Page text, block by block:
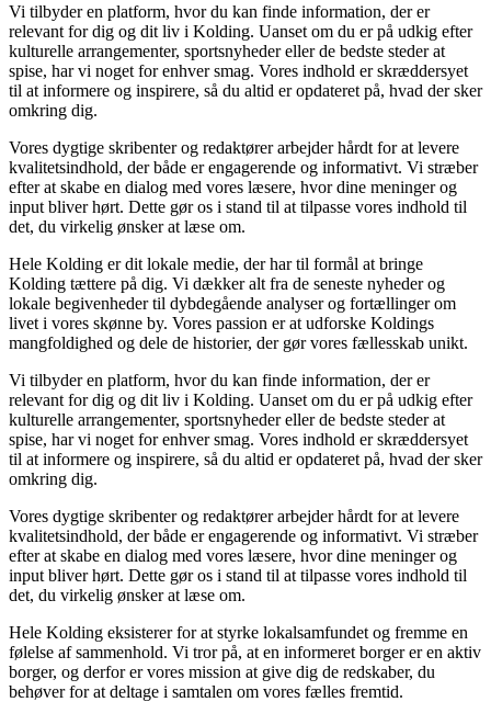
Vi tilbyder en platform, hvor du kan finde information, der er
relevant for dig og dit liv i Kolding. Uanset om du er på udkig efter
kulturelle arrangementer, sportsnyheder eller de bedste steder at
spise, har vi noget for enhver smag. Vores indhold er skræddersyet
til at informere og inspirere, så du altid er opdateret på, hvad der sker
omkring dig.
Vores dygtige skribenter og redaktører arbejder hårdt for at levere
kvalitetsindhold, der både er engagerende og informativt. Vi stræber
efter at skabe en dialog med vores læsere, hvor dine meninger og
input bliver hørt. Dette gør os i stand til at tilpasse vores indhold til
det, du virkelig ønsker at læse om.
Hele Kolding er dit lokale medie, der har til formål at bringe
Kolding tættere på dig. Vi dækker alt fra de seneste nyheder og
lokale begivenheder til dybdegående analyser og fortællinger om
livet i vores skønne by. Vores passion er at udforske Koldings
mangfoldighed og dele de historier, der gør vores fællesskab unikt.
Vi tilbyder en platform, hvor du kan finde information, der er
relevant for dig og dit liv i Kolding. Uanset om du er på udkig efter
kulturelle arrangementer, sportsnyheder eller de bedste steder at
spise, har vi noget for enhver smag. Vores indhold er skræddersyet
til at informere og inspirere, så du altid er opdateret på, hvad der sker
omkring dig.
Vores dygtige skribenter og redaktører arbejder hårdt for at levere
kvalitetsindhold, der både er engagerende og informativt. Vi stræber
efter at skabe en dialog med vores læsere, hvor dine meninger og
input bliver hørt. Dette gør os i stand til at tilpasse vores indhold til
det, du virkelig ønsker at læse om.
Hele Kolding eksisterer for at styrke lokalsamfundet og fremme en
følelse af sammenhold. Vi tror på, at en informeret borger er en aktiv
borger, og derfor er vores mission at give dig de redskaber, du
behøver for at deltage i samtalen om vores fælles fremtid.